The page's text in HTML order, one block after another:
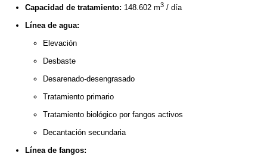
Capacidad de tratamiento: 148.602 m3 / día
Línea de agua:
Elevación
Desbaste
Desarenado-desengrasado
Tratamiento primario
Tratamiento biológico por fangos activos
Decantación secundaria
Línea de fangos: